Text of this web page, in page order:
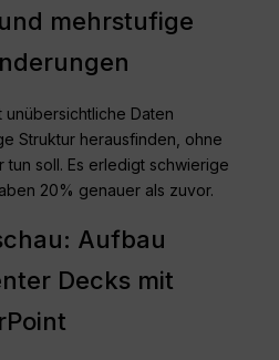
mehrstufige
unübersichtliche Daten
Struktur herausfinden, ohne
tun soll. Es erledigt schwierige
20% genauer als zuvor.
Aufbau
Decks mit